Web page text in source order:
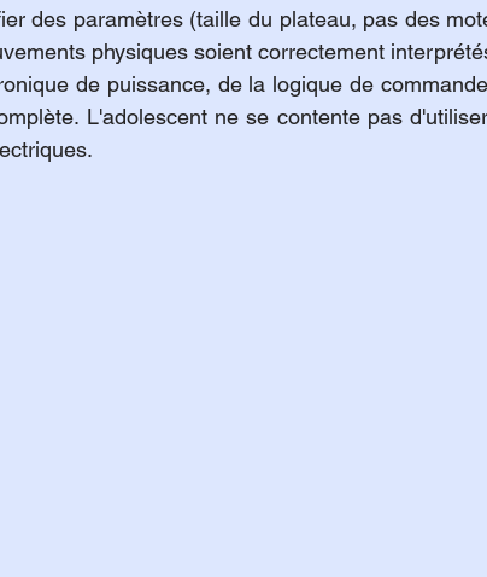
des paramètres (taille du plateau, pas des
physiques soient correctement
de puissance, de la logique de
L'adolescent ne se contente pas